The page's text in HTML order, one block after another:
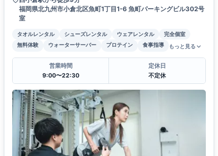
福岡県北九州市小倉北区魚町1丁目1-6 魚町パーキングビル302号
室
タオルレンタル シューズレンタル ウェアレンタル
完全個室
無料体験
ウォーターサーバー プロテイン 食事指導 もっと見る
営業時間
9:00〜22:30
定休日
不定休